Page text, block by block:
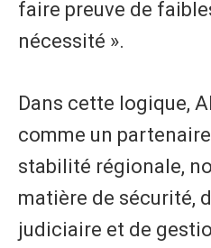
faire preuve de
nécessité ».
Dans cette logique,
comme un
stabilité régionale,
matière de sécurité,
judiciaire et de